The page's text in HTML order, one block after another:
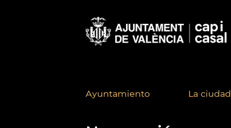
Ayuntamiento La ciudad